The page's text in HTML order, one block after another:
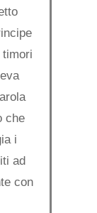
timori
che
i
ad
con